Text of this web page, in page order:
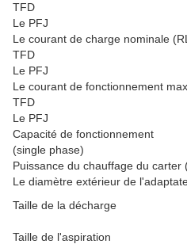
TFD
Le PFJ
Le courant de charge nominale
TFD
Le PFJ
Le courant de fonctionnement
TFD
Le PFJ
Capacité de fonctionnement
(single phase)
Puissance du chauffage du carter
Le diamètre extérieur de
Taille de la décharge
Taille de l'aspiration